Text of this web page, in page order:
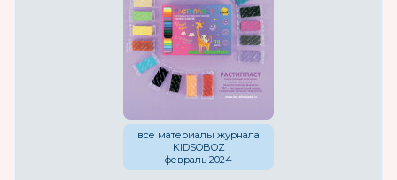
все материалы журнала
KIDSOBOZ
февраль 2024